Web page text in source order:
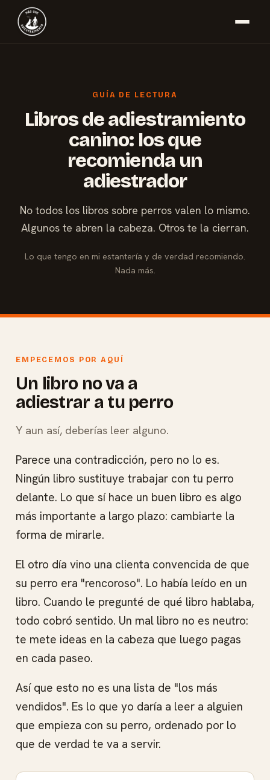
GUÍA DE LECTURA
Libros de adiestramiento
canino: los que
recomienda un
adiestrador
No todos los libros sobre perros valen lo mismo.
Algunos te abren la cabeza. Otros te la cierran.
Lo que tengo en mi estantería y de verdad recomiendo.
Nada más.
EMPECEMOS POR AQUÍ
Un libro no va a
adiestrar a tu perro
Y aun así, deberías leer alguno.
Parece una contradicción, pero no lo es.
Ningún libro sustituye trabajar con tu perro
delante. Lo que sí hace un buen libro es algo
más importante a largo plazo: cambiarte la
forma de mirarle.
El otro día vino una clienta convencida de que
su perro era "rencoroso". Lo había leído en un
libro. Cuando le pregunté de qué libro hablaba,
todo cobró sentido. Un mal libro no es neutro:
te mete ideas en la cabeza que luego pagas
en cada paseo.
Así que esto no es una lista de "los más
vendidos". Es lo que yo daría a leer a alguien
que empieza con su perro, ordenado por lo
que de verdad te va a servir.